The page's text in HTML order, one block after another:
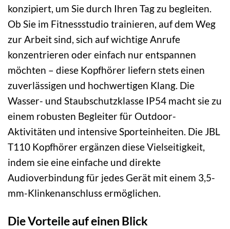
konzipiert, um Sie durch Ihren Tag zu begleiten.
Ob Sie im Fitnessstudio trainieren, auf dem Weg
zur Arbeit sind, sich auf wichtige Anrufe
konzentrieren oder einfach nur entspannen
möchten – diese Kopfhörer liefern stets einen
zuverlässigen und hochwertigen Klang. Die
Wasser- und Staubschutzklasse IP54 macht sie zu
einem robusten Begleiter für Outdoor-
Aktivitäten und intensive Sporteinheiten. Die JBL
T110 Kopfhörer ergänzen diese Vielseitigkeit,
indem sie eine einfache und direkte
Audioverbindung für jedes Gerät mit einem 3,5-
mm-Klinkenanschluss ermöglichen.
Die Vorteile auf einen Blick